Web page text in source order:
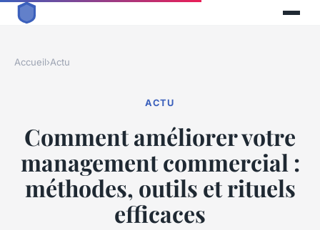
Accueil›Actu
ACTU
Comment améliorer votre
management commercial :
méthodes, outils et rituels
efficaces